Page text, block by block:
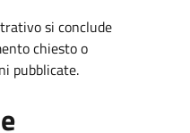
si conclude
chiesto o
pubblicate.